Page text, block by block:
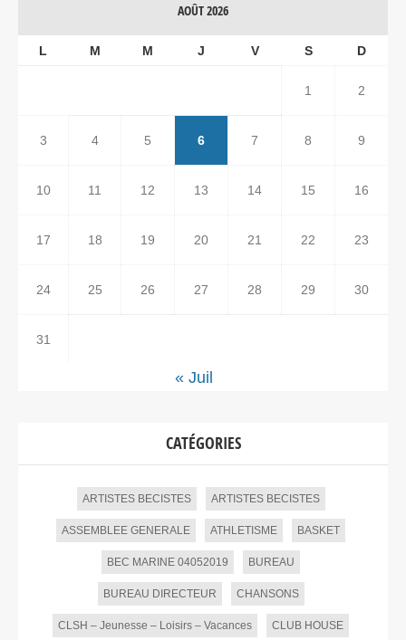
AOÛT 2026
L M M J V S D
1 2
3 4 5 6 7 8 9
10 11 12 13 14 15 16
17 18 19 20 21 22 23
24 25 26 27 28 29 30
31
« Juil
CATÉGORIES
ARTISTES BECISTES ARTISTES BECISTES
ASSEMBLEE GENERALE ATHLETISME BASKET
BEC MARINE 04052019 BUREAU
BUREAU DIRECTEUR CHANSONS
CLSH – Jeunesse – Loisirs – Vacances CLUB HOUSE